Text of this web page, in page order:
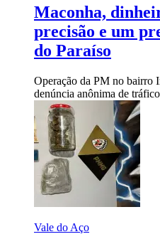
Maconha,
precisão e um
do Paraíso
Operação da PM no bairro
denúncia anônima de
Vale do Aço